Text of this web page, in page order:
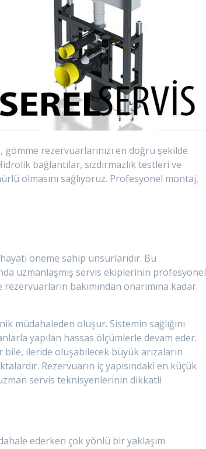
rezervuarlarınızı en doğru şekilde
bağlantılar, sızdırmazlık testleri ve
olmasını sağlıyoruz. Profesyonel montaj,
öneme sahip unsurlarıdır. Bu
uzmanlaşmış servis ekiplerinin profesyonel
rezervuarların bakımından onarımına kadar
müdahaleden oluşur. Sistemin sağlığını
yapılan hassas ölçümlerle devam eder.
bile, ileride oluşabilecek büyük arızaların
Rezervuarın iç yapısındaki en küçük
servis teknisyenlerinin dikkatli
ederken çok yönlü bir yaklaşım